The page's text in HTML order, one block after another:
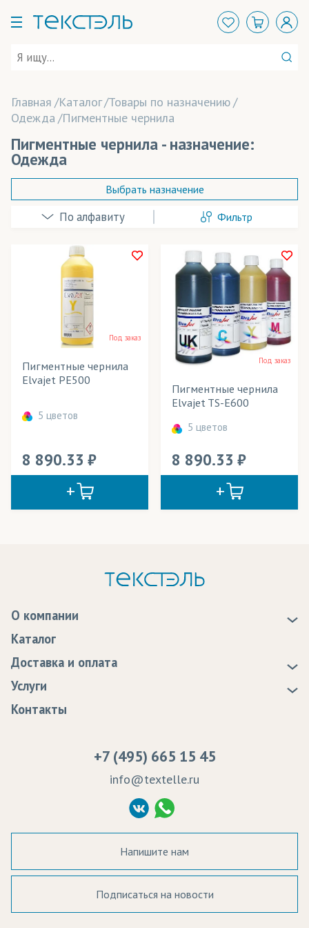
Главная Каталог Товары по назначению
Одежда Пигментные чернила
Пигментные чернила - назначение:
Одежда
Одежда
Футболки
Шторы
Выбрать назначение
Фильтр
Применение в изделиях
Тип товара
Под заказ
Пигментные чернила
Elvajet PE500
5 цветов
8 890.33
Под заказ
Пигментные чернила
Elvajet TS-E600
5 цветов
8 890.33
О компании
Статьи
Программа лояльности
Сертификаты качества
Судебные решения
Политика Конфиденциальности
Согласие на обработку ПД
Каталог
Доставка и оплата
Доставка
Оплата
Услуги
Образцы
Контакты
+7 (495) 665 15 45
info@textelle.ru
Напишите нам
Подписаться на новости